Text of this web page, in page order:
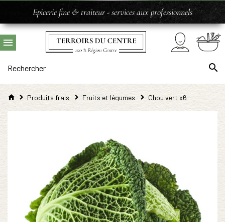
Epicerie fine & traiteur - services aux professionnels
Produits frais Fruits et légumes Chou vert x6